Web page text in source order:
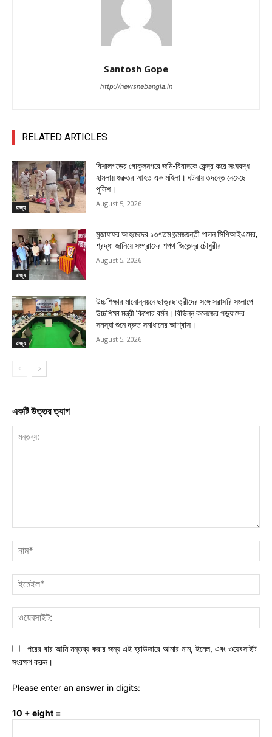
Santosh Gope
http://newsnebangla.in
RELATED ARTICLES
রাজ্য
বিশালগড়ের গোকুলনগরে জমি-বিবাদকে কেন্দ্র করে সংঘবদ্ধ
হামলায় গুরুতর আহত এক মহিলা। ঘটনায় তদন্তে নেমেছে
পুলিশ।
August 5, 2026
রাজ্য
মুজাফফর আহমেদের ১৩৭তম জন্মজয়ন্তী পালন সিপিআইএমের,
শ্রদ্ধা জানিয়ে সংগ্রামের শপথ জিতেন্দ্র চৌধুরীর
August 5, 2026
রাজ্য
উচ্চশিক্ষার মানোন্নয়নে ছাত্রছাত্রীদের সঙ্গে সরাসরি সংলাপে
উচ্চশিক্ষা মন্ত্রী কিশোর বর্মন। বিভিন্ন কলেজের পড়ুয়াদের
সমস্যা শুনে দ্রুত সমাধানের আশ্বাস।
August 5, 2026
একটি উত্তর ত্যাগ
পরের বার আমি মন্তব্য করার জন্য এই ব্রাউজারে আমার নাম, ইমেল, এবং ওয়েবসাইট
সংরক্ষণ করুন।
Please enter an answer in digits:
10 + eight =